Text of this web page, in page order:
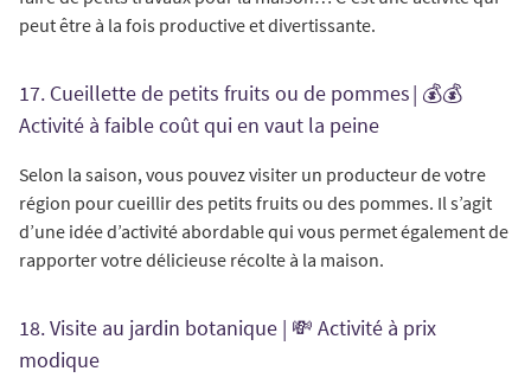
peut être à la fois productive et divertissante.
17. Cueillette de petits fruits ou de pommes | 💰💰
Activité à faible coût qui en vaut la peine
Selon la saison, vous pouvez visiter un producteur de votre
région pour cueillir des petits fruits ou des pommes. Il s’agit
d’une idée d’activité abordable qui vous permet également de
rapporter votre délicieuse récolte à la maison.
18. Visite au jardin botanique | 💸 Activité à prix
modique